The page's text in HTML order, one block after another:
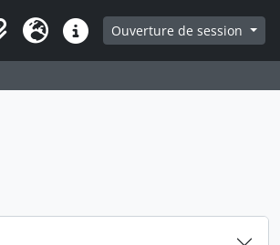
papier
LangueLiens rapidesOuverture de session